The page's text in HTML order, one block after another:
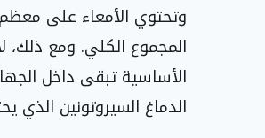
المجموع الكلي. ومع ذلك،
الأساسية تبقى داخل
الدماغ السيروتونين